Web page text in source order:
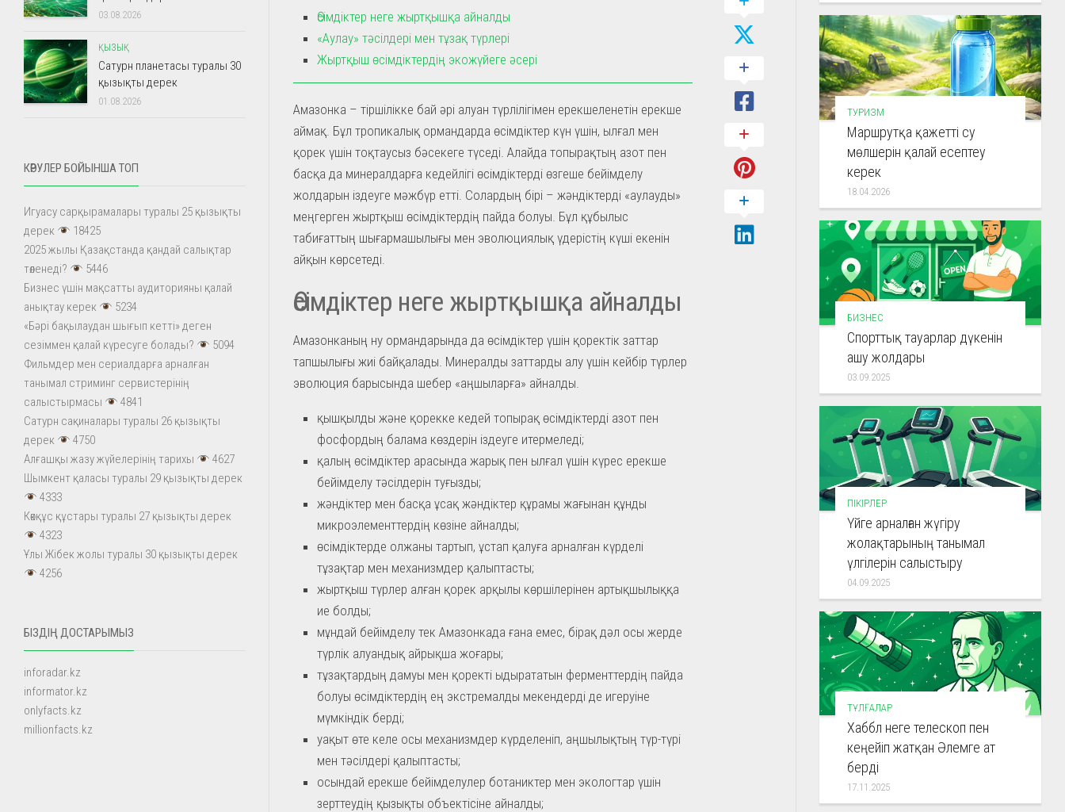
Өсімдіктер неге жыртқышқа айналды
«Аулау» тәсілдері мен тұзақ түрлері
Жыртқыш өсімдіктердің экожүйеге әсері
Амазонка – тіршілікке бай әрі алуан түрлілігімен ерекшеленетін ерекше
аймақ. Бұл тропикалық ормандарда өсімдіктер күн үшін, ылғал мен
қорек үшін тоқтаусыз бәсекеге түседі. Алайда топырақтың азот пен
басқа да минералдарға кедейлігі өсімдіктерді өзгеше бейімделу
жолдарын іздеуге мәжбүр етті. Солардың бірі – жәндіктерді «аулауды»
меңгерген жыртқыш өсімдіктердің пайда болуы. Бұл құбылыс
табиғаттың шығармашылығы мен эволюциялық үдерістің күші екенін
айқын көрсетеді.
Өсімдіктер неге жыртқышқа айналды
Амазонканың ну ормандарында да өсімдіктер үшін қоректік заттар
тапшылығы жиі байқалады. Минералды заттарды алу үшін кейбір түрлер
эволюция барысында шебер «аңшыларға» айналды.
қышқылды және қорекке кедей топырақ өсімдіктерді азот пен
фосфордың балама көздерін іздеуге итермеледі;
қалың өсімдіктер арасында жарық пен ылғал үшін күрес ерекше
бейімделу тәсілдерін туғызды;
жәндіктер мен басқа ұсақ жәндіктер құрамы жағынан құнды
микроэлементтердің көзіне айналды;
өсімдіктерде олжаны тартып, ұстап қалуға арналған күрделі
тұзақтар мен механизмдер қалыптасты;
жыртқыш түрлер алған қорек арқылы көршілерінен артықшылыққа
ие болды;
мұндай бейімделу тек Амазонкада ғана емес, бірақ дәл осы жерде
түрлік алуандық айрықша жоғары;
тұзақтардың дамуы мен қоректі ыдырататын ферменттердің пайда
болуы өсімдіктердің ең экстремалды мекендерді де игеруіне
мүмкіндік берді;
уақыт өте келе осы механизмдер күрделеніп, аңшылықтың түр-түрі
мен тәсілдері қалыптасты;
осындай ерекше бейімделулер ботаниктер мен экологтар үшін
зерттеудің қызықты объектісіне айналды;
03.08.2026
ҚЫЗЫҚ
Сатурн планетасы туралы 30
қызықты дерек
01.08.2026
КӨРУЛЕР БОЙЫНША ТОП
Игуасу сарқырамалары туралы 25 қызықты
дерек
18425
2025 жылы Қазақстанда қандай салықтар
төленеді?
5446
Бизнес үшін мақсатты аудиторияны қалай
анықтау керек
5234
«Бәрі бақылаудан шығып кетті» деген
сезіммен қалай күресуге болады?
5094
Фильмдер мен сериалдарға арналған
танымал стриминг сервистерінің
салыстырмасы
4841
Сатурн сақиналары туралы 26 қызықты
дерек
4750
Алғашқы жазу жүйелерінің тарихы
4627
Шымкент қаласы туралы 29 қызықты дерек
4333
Көкқұс құстары туралы 27 қызықты дерек
4323
Ұлы Жібек жолы туралы 30 қызықты дерек
4256
БІЗДІҢ ДОСТАРЫМЫЗ
inforadar.kz
informator.kz
onlyfacts.kz
millionfacts.kz
ТУРИЗМ
Маршрутқа қажетті су
мөлшерін қалай есептеу
керек
18.04.2026
БИЗНЕС
Спорттық тауарлар дүкенін
ашу жолдары
03.09.2025
ПІКІРЛЕР
Үйге арналған жүгіру
жолақтарының танымал
үлгілерін салыстыру
04.09.2025
ТҰЛҒАЛАР
Хаббл неге телескоп пен
кеңейіп жатқан Әлемге ат
берді
17.11.2025